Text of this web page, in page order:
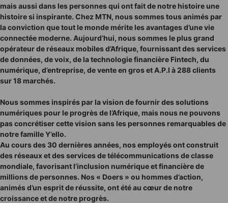
mais aussi dans les personnes qui ont fait de notre histoire une
histoire si inspirante. Chez MTN, nous sommes tous animés par
la conviction que tout le monde mérite les avantages d’une vie
connectée moderne. Aujourd’hui, nous sommes le plus grand
opérateur de réseaux mobiles d’Afrique, fournissant des services
de données, de voix, de la technologie financière Fintech, du
numérique, d’entreprise, de vente en gros et A.P.I à 288 clients
sur 18 marchés.
Nous sommes inspirés par la vision de fournir des solutions
numériques pour le progrès de l’Afrique, mais nous ne pouvons
pas concrétiser cette vision sans les personnes remarquables de
notre famille Y’ello.
Au cours des 30 dernières années, nos employés ont construit
des réseaux et des services de télécommunications de classe
mondiale, favorisant l’inclusion numérique et financière de
millions de personnes. Nos « Doers » ou hommes d’action,
animés d’un esprit de réussite, ont été au cœur de notre
croissance et de notre progrès.